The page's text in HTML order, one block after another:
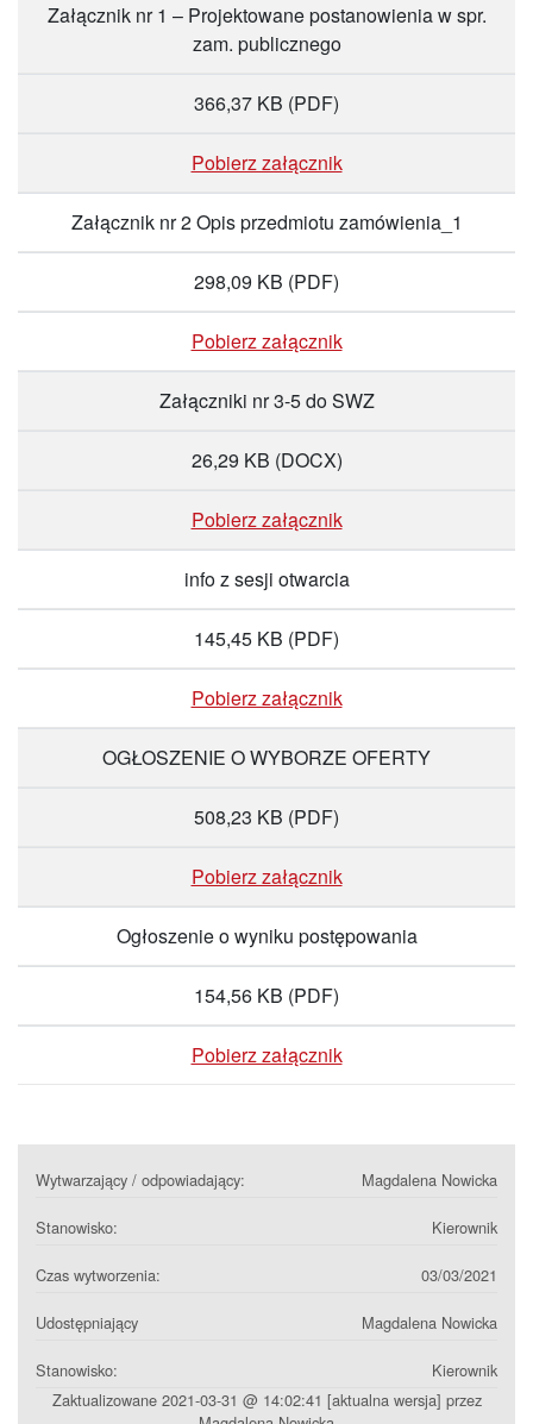
Załącznik nr 1 – Projektowane postanowienia w spr.
zam. publicznego
366,37 KB (PDF)
Pobierz załącznik
Załącznik nr 2 Opis przedmiotu zamówienia_1
298,09 KB (PDF)
Pobierz załącznik
Załączniki nr 3-5 do SWZ
26,29 KB (DOCX)
Pobierz załącznik
info z sesji otwarcia
145,45 KB (PDF)
Pobierz załącznik
OGŁOSZENIE O WYBORZE OFERTY
508,23 KB (PDF)
Pobierz załącznik
Ogłoszenie o wyniku postępowania
154,56 KB (PDF)
Pobierz załącznik
Wytwarzający / odpowiadający: Magdalena Nowicka
Stanowisko: Kierownik
Czas wytworzenia: 03/03/2021
Udostępniający Magdalena Nowicka
Stanowisko:
Kierownik
Zaktualizowane 2021-03-31 @ 14:02:41 [aktualna wersja] przez